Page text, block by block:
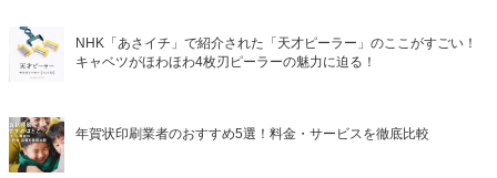
NHK「あさイチ」で紹介された「天才ピーラー」のここがすごい！
キャベツがほわほわ4枚刃ピーラーの魅力に迫る！
年賀状印刷業者のおすすめ5選！料金・サービスを徹底比較